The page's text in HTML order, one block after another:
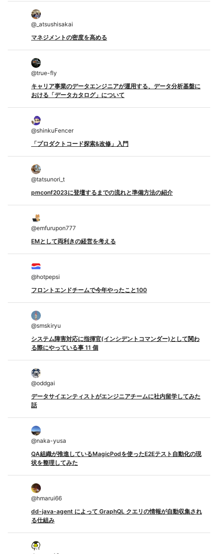
@ _atsushisakai
マネジメントの密度を高める
@true-fly
キャリア事業のデータエンジニアが運用する、データ分析基盤に
おける「データカタログ」について
@shinkuFencer
「プロダクトコード探索&改修」入門
@tatsunori_t
pmconf2023に登壇するまでの流れと準備方法の紹介
@emfurupon777
EMとして両利きの経営を考える
@hotpepsi
フロントエンドチームで今年やったこと100
@smskiryu
システム障害対応に指揮官(インシデントコマンダー)として関わ
る際にやっている事 11 個
@oddgai
データサイエンティストがエンジニアチームに社内留学してみた
話
@naka-yusa
QA組織が推進しているMagicPodを使ったE2Eテスト自動化の現
状を整理してみた
@hmarui66
dd-java-agent によって GraphQL クエリの情報が自動収集され
る仕組み